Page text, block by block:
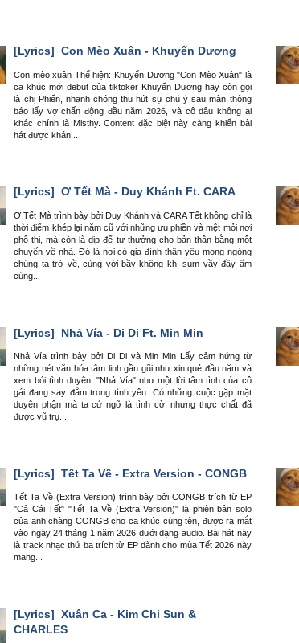
[Lyrics] Con Mèo Xuân - Khuyến Dương
Con mèo xuân Thể hiện: Khuyến Dương "Con Mèo Xuân" là
ca khúc mới debut của tiktoker Khuyến Dương hay còn gọi
là chị Phiến, nhanh chóng thu hút sự chú ý sau màn thông
báo lấy vợ chấn động đầu năm 2026, và cô dâu không ai
khác chính là Misthy. Content đặc biệt này càng khiến bài
hát được khán...
[Lyrics] Ơ Tết Mà - Duy Khánh Ft. CARA
Ơ Tết Mà trình bày bởi Duy Khánh và CARA Tết không chỉ là
thời điểm khép lại năm cũ với những ưu phiền và mệt mỏi nơi
phố thị, mà còn là dịp để tự thưởng cho bản thân bằng một
chuyến về nhà. Đó là nơi có gia đình thân yêu mong ngóng
chúng ta trở về, cùng với bầy không khí sum vầy đầy ấm
cúng...
[Lyrics] Nhả Vía - Di Di Ft. Min Min
Nhả Vía trình bày bởi Di Di và Min Min Lấy cảm hứng từ
những nét văn hóa tâm linh gần gũi như xin quẻ đầu năm và
xem bói tình duyên, "Nhả Vía" như một lời tâm tình của cô
gái đang say đắm trong tình yêu. Có những cuộc gặp mặt
duyên phận mà ta cứ ngỡ là tình cờ, nhưng thực chất đã
được vũ trụ...
[Lyrics] Tết Ta Về - Extra Version - CONGB
Tết Ta Về (Extra Version) trình bày bởi CONGB trích từ EP
"Cả Cái Tết" "Tết Ta Về (Extra Version)" là phiên bản solo
của anh chàng CONGB cho ca khúc cùng tên, được ra mắt
vào ngày 24 tháng 1 năm 2026 dưới dạng audio. Bài hát này
là track nhạc thứ ba trích từ EP dành cho mùa Tết 2026 này
mang...
[Lyrics] Xuân Ca - Kim Chi Sun &
CHARLES